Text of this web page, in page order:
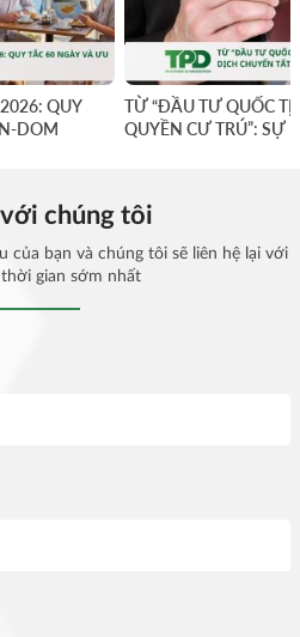
QUY
DOM
TỪ “ĐẦU TƯ QUỐC
QUYỀN CƯ TRÚ”: SỰ
với chúng tôi
của bạn và chúng tôi sẽ liên hệ lại với
gian sớm nhất